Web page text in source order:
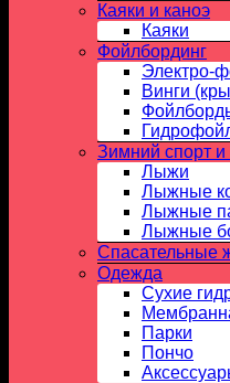
Каяки и каноэ
Каяки
Фойлбординг
Электро-
Винги
Зимний спорт и
Лыжи
Лыжные
Лыжные
Лыжные
Спасательные
Одежда
Сухие
Парки
Пончо